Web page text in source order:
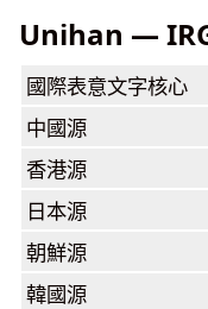
Unihan —
國際表意文字核心
中國源
香港源
日本源
朝鮮源
韓國源